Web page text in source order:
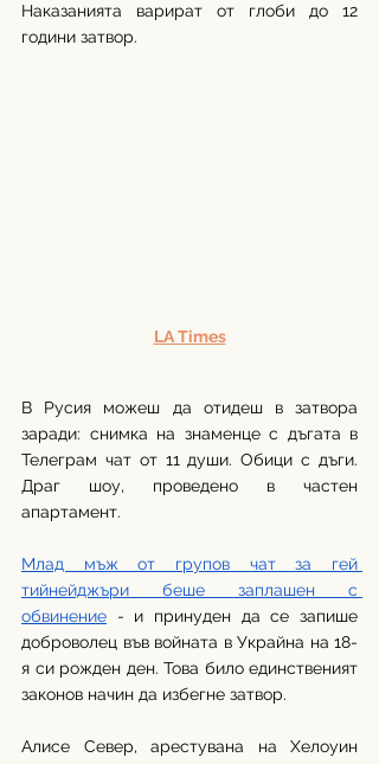
Наказанията варират от глоби до 12
години затвор.
LA Times
В Русия можеш да отидеш в затвора
заради: снимка на знаменце с дъгата в
Телеграм чат от 11 души. Обици с дъги.
Драг шоу, проведено в частен
апартамент.
Млад мъж от групов чат за гей
тийнейджъри беше заплашен с
обвинение - и принуден да се запише
доброволец във войната в Украйна на 18-
я си рожден ден. Това било единственият
законов начин да избегне затвор.
Алисе Север, арестувана на Хелоуин